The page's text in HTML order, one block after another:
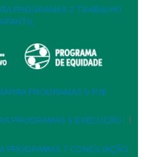
Trabalho Infantil e de Estímulo à
e Enfrentamento do Assédio
de Gestão Socioambiental
de Contratações e Aquisições
Centro de Inteligência
|